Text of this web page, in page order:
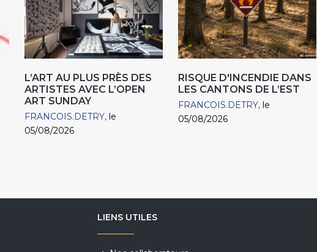
L’ART AU PLUS PRÈS DES
ARTISTES AVEC L’OPEN
ART SUNDAY
FRANCOIS.DETRY le
05/08/2026
RISQUE D'INCENDIE DANS
LES CANTONS DE L’EST
FRANCOIS.DETRY le
05/08/2026
LIENS UTILES